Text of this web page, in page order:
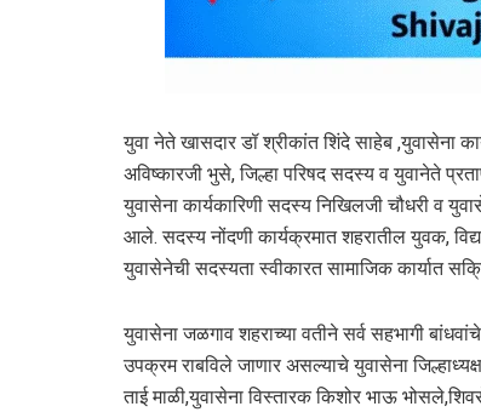
युवा नेते खासदार डॉ श्रीकांत शिंदे साहेब ,युवासेना
अविष्कारजी भुसे, जिल्हा परिषद सदस्य व युवानेते
युवासेना कार्यकारिणी सदस्य निखिलजी चौधरी व
आले. सदस्य नोंदणी कार्यक्रमात शहरातील युवक,
युवासेनेची सदस्यता स्वीकारत सामाजिक कार्यात
युवासेना जळगाव शहराच्या वतीने सर्व सहभागी
उपक्रम राबविले जाणार असल्याचे युवासेना
ताई माळी,युवासेना विस्तारक किशोर भाऊ